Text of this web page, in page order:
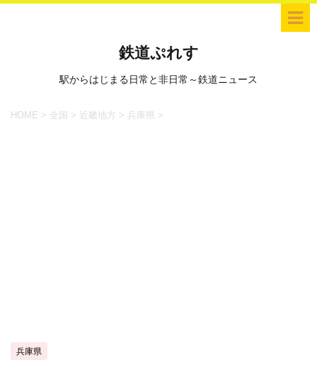
鉄道ぷれす
駅からはじまる日常と非日常～鉄道ニュース
HOME > 全国 > 近畿地方 > 兵庫県 >
兵庫県